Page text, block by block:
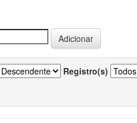
Registro(s)